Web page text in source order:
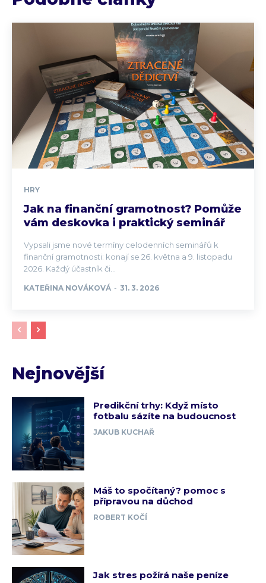
HRY
Jak na finanční gramotnost? Pomůže
vám deskovka i praktický seminář
Vypsali jsme nové termíny celodenních seminářů k
finanční gramotnosti: konají se 26. května a 9. listopadu
2026. Každý účastník či...
KATEŘINA NOVÁKOVÁ - 31. 3. 2026
Nejnovější
Predikční trhy: Když místo
fotbalu sázíte na budoucnost
JAKUB KUCHAŘ
Máš to spočítaný? pomoc s
přípravou na důchod
ROBERT KOČÍ
Jak stres požírá naše peníze